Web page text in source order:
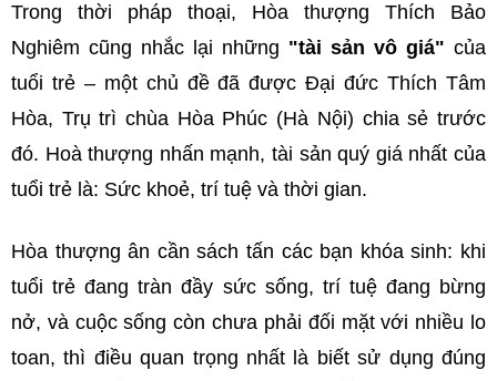
Trong thời pháp thoại, Hòa thượng Thích Bảo
Nghiêm cũng nhắc lại những "tài sản vô giá" của
tuổi trẻ – một chủ đề đã được Đại đức Thích Tâm
Hòa, Trụ trì chùa Hòa Phúc (Hà Nội) chia sẻ trước
đó. Hoà thượng nhấn mạnh, tài sản quý giá nhất của
tuổi trẻ là: Sức khoẻ, trí tuệ và thời gian.
Hòa thượng ân cần sách tấn các bạn khóa sinh: khi
tuổi trẻ đang tràn đầy sức sống, trí tuệ đang bừng
nở, và cuộc sống còn chưa phải đối mặt với nhiều lo
toan, thì điều quan trọng nhất là biết sử dụng đúng